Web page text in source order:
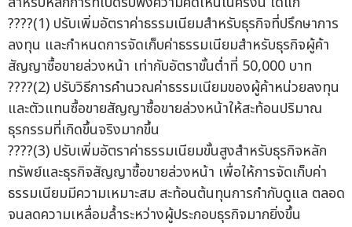
????(1) ปรับเพิ่มอัตราค่าธรรมเนียมสำหรับธุรกิจที่ปรึกษาการ
ลงทุน และกำหนดการจัดเก็บค่าธรรมเนียมสำหรับธุรกิจผู้ค้า
สัญญาซื้อขายล่วงหน้า เท่ากับอัตราขั้นต่ำที่ 50,000 บาท
????(2) ปรับวิธีการคำนวณค่าธรรมเนียมของผู้ค้าหน่วยลงทุน
และตัวแทนซื้อขายสัญญาซื้อขายล่วงหน้าให้สะท้อนปริมาณ
ธุรกรรมที่เกิดขึ้นจริงมากขึ้น
????(3) ปรับเพิ่มอัตราค่าธรรมเนียมขั้นสูงสำหรับธุรกิจหลัก
ทรัพย์และธุรกิจสัญญาซื้อขายล่วงหน้า เพื่อให้การจัดเก็บค่า
ธรรมเนียมมีความเหมาะสม สะท้อนต้นทุนการกำกับดูแล ตลอด
จนลดความเหลื่อมล้ำระหว่างผู้ประกอบธุรกิจมากยิ่งขึ้น